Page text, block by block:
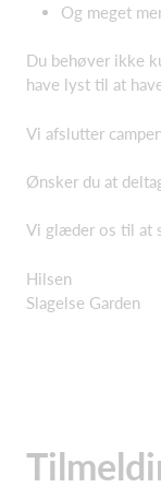
Og meget
Du behøver ikke
have lyst til at
Vi afslutter
Ønsker du at
Vi glæder os til at
Hilsen
Slagelse Garden